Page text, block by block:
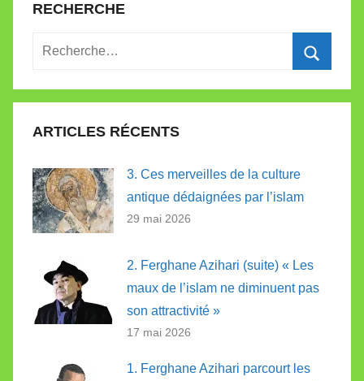
RECHERCHE
Recherche
:
ARTICLES RÉCENTS
3. Ces merveilles de la culture
antique dédaignées par l’islam
29 mai 2026
2. Ferghane Azihari (suite) « Les
maux de l’islam ne diminuent pas
son attractivité »
17 mai 2026
1. Ferghane Azihari parcourt les